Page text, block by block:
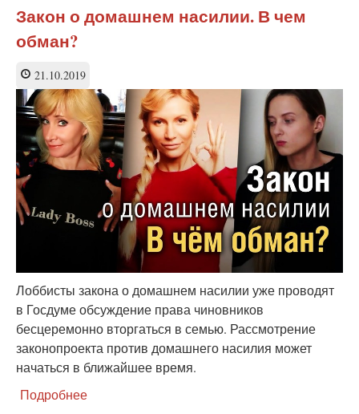
«семейного
насилия»
мифы
об
ужасных
русских
Закон о домашнем насилии. В чем
обман?
21.10.2019
Лоббисты закона о домашнем насилии уже проводят
в Госдуме обсуждение права чиновников
бесцеремонно вторгаться в семью. Рассмотрение
законопроекта против домашнего насилия может
начаться в ближайшее время.
Подробнее